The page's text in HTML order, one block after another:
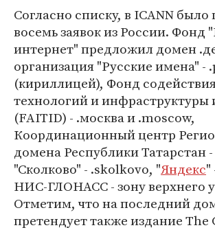
Согласно списку, в ICANN было
восемь заявок из России. Фонд
интернет" предложил домен
организация "Русские имена" -
(кириллицей), Фонд
технологий и инфраструктуры
(FAITID) - .москва и .moscow,
Координационный центр
домена Республики Татарстан
"Сколково" - .skolkovo, "Яндекс"
НИС-ГЛОНАСС - зону верхнего
Отметим, что на последний
претендует также издание The